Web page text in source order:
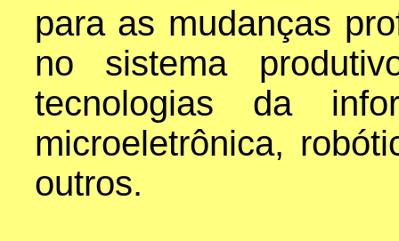
para as mudanças
no sistema
tecnologias da
microeletrônica,
outros.